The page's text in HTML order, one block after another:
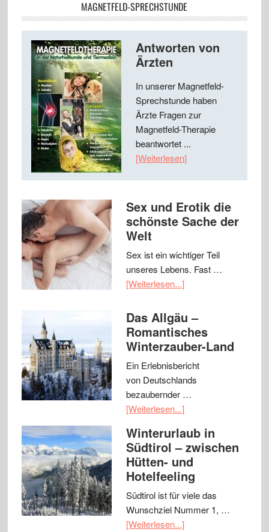
MAGNETFELD-SPRECHSTUNDE
Antworten von
Ärzten
In unserer Magnetfeld-
Sprechstunde haben
Ärzte Fragen zur
Magnetfeld-Therapie
beantwortet ...
[Weiterlesen]
Sex und Erotik die
schönste Sache der
Welt
Sex ist ein wichtiger Teil
unseres Lebens. Fast …
[Weiterlesen...]
Das Allgäu –
Romantisches
Winterzauber-Land
Ein Erlebnisbericht
von Deutschlands
bezaubernder …
[Weiterlesen...]
Winterurlaub in
Südtirol – zwischen
Hütten- und
Hotelfeeling
Südtirol ist für viele das
Wunschziel Nummer 1, …
[Weiterlesen...]